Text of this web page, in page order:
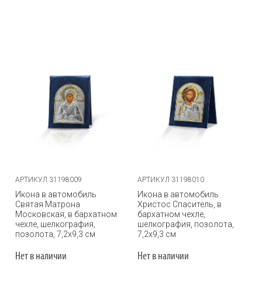
АРТИКУЛ 31198009
Икона в автомобиль
Святая Матрона
Московская, в бархатном
чехле, шелкография,
позолота, 7,2х9,3 см
Нет в наличии
АРТИКУЛ 31198010
Икона в автомобиль
Христос Спаситель, в
бархатном чехле,
шелкография, позолота,
7,2х9,3 см
Нет в наличии